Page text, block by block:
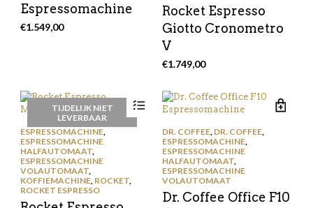
Espressomachine
€1.549,00
Rocket Espresso
Giotto Cronometro
V
€1.749,00
TIJDELIJK NIET
LEVERBAAR
ESPRESSOMACHINE,
ESPRESSOMACHINE
HALFAUTOMAAT,
ESPRESSOMACHINE
VOLAUTOMAAT,
KOFFIEMACHINE, ROCKET,
ROCKET ESPRESSO
DR. COFFEE, DR. COFFEE,
ESPRESSOMACHINE,
ESPRESSOMACHINE
HALFAUTOMAAT,
ESPRESSOMACHINE
VOLAUTOMAAT
Dr. Coffee Office F10